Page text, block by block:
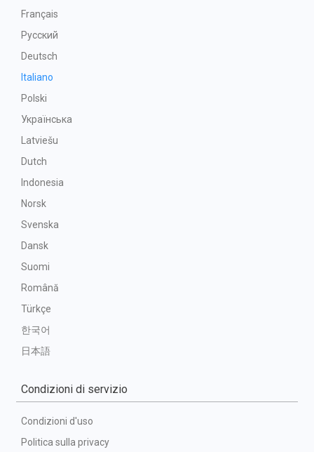
Français
Русский
Deutsch
Italiano
Polski
Українська
Latviešu
Dutch
Indonesia
Norsk
Svenska
Dansk
Suomi
Română
Türkçe
한국어
日本語
Condizioni di servizio
Condizioni d'uso
Politica sulla privacy